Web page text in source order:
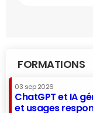
FORMATIONS
03 sep 2026
ChatGPT et IA
et usages